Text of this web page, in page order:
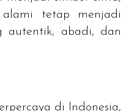
tetap menjadi
autentik, abadi, dan
di Indonesia,